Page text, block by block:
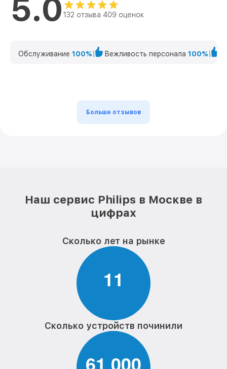
5.0 132 отзыва 409 оценок
Обслуживание 100% Вежливость персонала 100%
Больше отзывов
Наш сервис Philips в Москве в
цифрах
Сколько лет на рынке
11
Сколько устройств починили
61 000